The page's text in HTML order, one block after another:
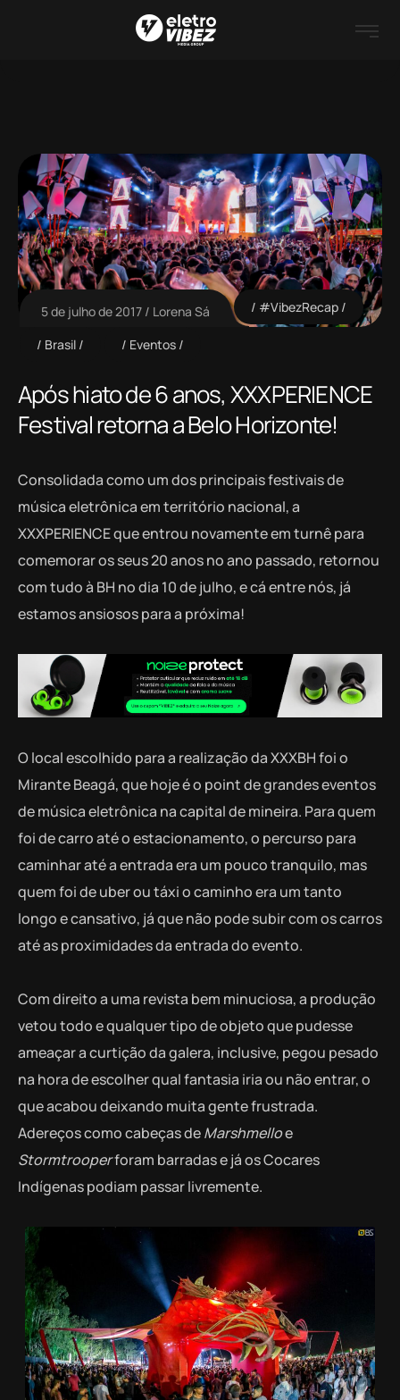
5 de julho de 2017 Lorena Sá #VibezRecap
Brasil Eventos
Após hiato de 6 anos, XXXPERIENCE
Festival retorna a Belo Horizonte!
Consolidada como um dos principais festivais de
música eletrônica em território nacional, a
XXXPERIENCE que entrou novamente em turnê para
comemorar os seus 20 anos no ano passado, retornou
com tudo à BH no dia 10 de julho, e cá entre nós, já
estamos ansiosos para a próxima!
O local escolhido para a realização da XXXBH foi o
Mirante Beagá, que hoje é o point de grandes eventos
de música eletrônica na capital de mineira. Para quem
foi de carro até o estacionamento, o percurso para
caminhar até a entrada era um pouco tranquilo, mas
quem foi de uber ou táxi o caminho era um tanto
longo e cansativo, já que não pode subir com os carros
até as proximidades da entrada do evento.
Com direito a uma revista bem minuciosa, a produção
vetou todo e qualquer tipo de objeto que pudesse
ameaçar a curtição da galera, inclusive, pegou pesado
na hora de escolher qual fantasia iria ou não entrar, o
que acabou deixando muita gente frustrada.
Adereços como cabeças deMarshmelloe
Stormtrooperforam barradas e já os Cocares
Indígenas podiam passar livremente.